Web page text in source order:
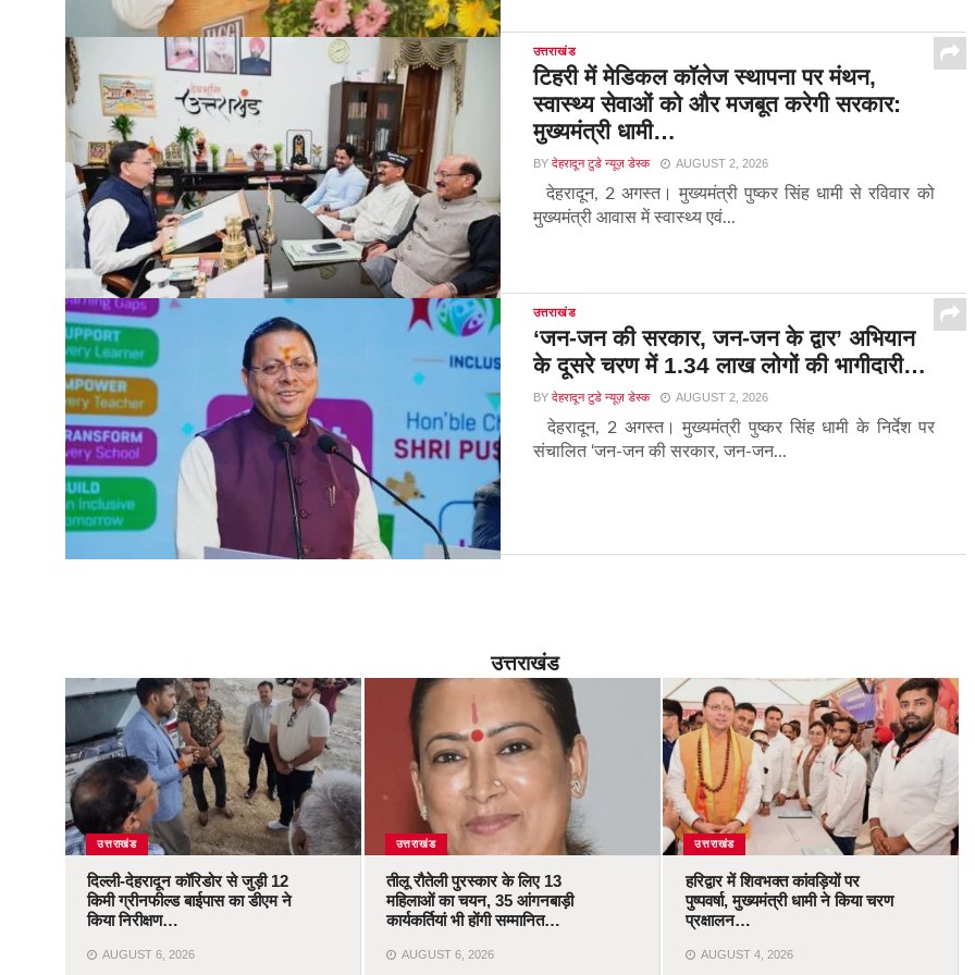
उत्तराखंड
टिहरी में मेडिकल कॉलेज स्थापना पर मंथन,
स्वास्थ्य सेवाओं को और मजबूत करेगी सरकार:
मुख्यमंत्री धामी…
BY देहरादून टुडे न्यूज़ डेस्क AUGUST 2, 2026
देहरादून, 2 अगस्त। मुख्यमंत्री पुष्कर सिंह धामी से रविवार को
मुख्यमंत्री आवास में स्वास्थ्य एवं...
उत्तराखंड
‘जन-जन की सरकार, जन-जन के द्वार’ अभियान
के दूसरे चरण में 1.34 लाख लोगों की भागीदारी…
BY देहरादून टुडे न्यूज़ डेस्क AUGUST 2, 2026
देहरादून, 2 अगस्त। मुख्यमंत्री पुष्कर सिंह धामी के निर्देश पर
संचालित ‘जन-जन की सरकार, जन-जन...
उत्तराखंड
उत्तराखंड
दिल्ली-देहरादून कॉरिडोर से जुड़ी 12
किमी ग्रीनफील्ड बाईपास का डीएम ने
किया निरीक्षण…
AUGUST 6, 2026
उत्तराखंड
तीलू रौतेली पुरस्कार के लिए 13
महिलाओं का चयन, 35 आंगनबाड़ी
कार्यकर्तियां भी होंगी सम्मानित…
AUGUST 6, 2026
उत्तराखंड
हरिद्वार में शिवभक्त कांवड़ियों पर
पुष्पवर्षा, मुख्यमंत्री धामी ने किया चरण
प्रक्षालन…
AUGUST 4, 2026